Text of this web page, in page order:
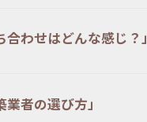
合わせはどんな感じ？」
者の選び方」